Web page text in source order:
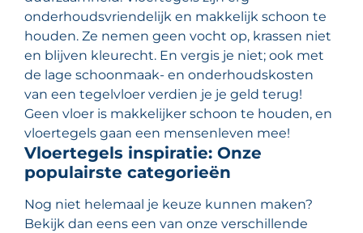
onderhoudsvriendelijk en makkelijk schoon te
houden. Ze nemen geen vocht op, krassen niet
en blijven kleurecht. En vergis je niet; ook met
de lage schoonmaak- en onderhoudskosten
van een tegelvloer verdien je je geld terug!
Geen vloer is makkelijker schoon te houden, en
vloertegels gaan een mensenleven mee!
Vloertegels inspiratie: Onze
populairste categorieën
Nog niet helemaal je keuze kunnen maken?
Bekijk dan eens een van onze verschillende